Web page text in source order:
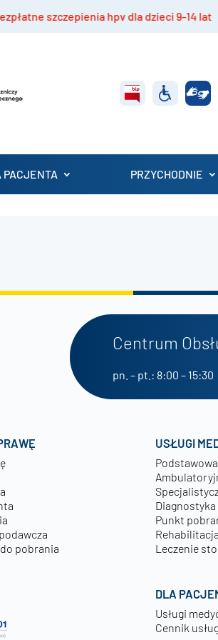
szczepienia hpv dla dzieci 9-14 lat
PACJENTA PRZYCHODNIE
Centrum
pn. – pt.: 8:00 – 15:30
pobrania
USŁUGI
Punkt
Leczenie
DLA
Usługi
Cennik